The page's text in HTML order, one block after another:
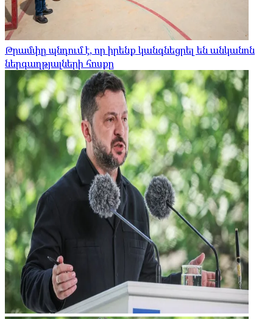
Թրամփը պնդում է, որ իրենք կանգնեցրել են անկանոն
ներգաղթյալների հոսքը